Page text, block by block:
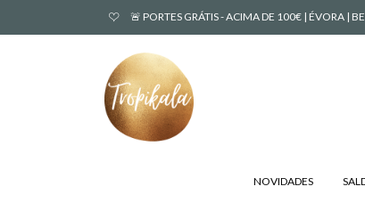
🚨 PORTES GRÁTIS - ACIMA DE 100€ | ÉVORA |
NOVIDADES